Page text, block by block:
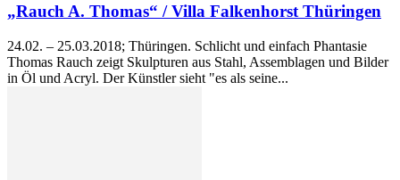
„Rauch A. Thomas“ / Villa Falkenhorst Thüringen
24.02. – 25.03.2018; Thüringen. Schlicht und einfach Phantasie
Thomas Rauch zeigt Skulpturen aus Stahl, Assemblagen und Bilder
in Öl und Acryl. Der Künstler sieht "es als seine...